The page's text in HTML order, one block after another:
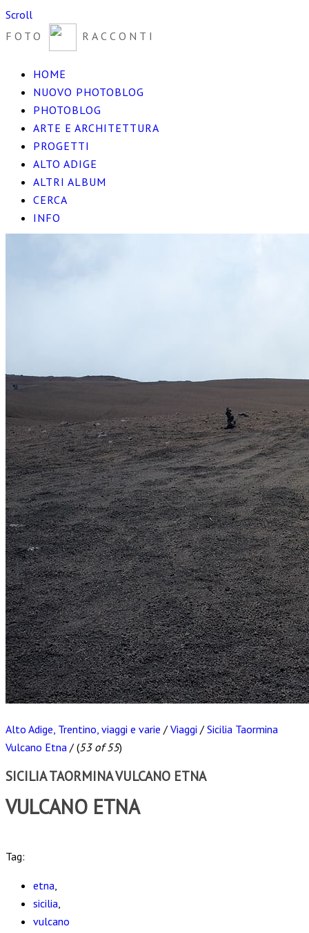
Scroll
FOTO
RACCONTI
HOME
NUOVO PHOTOBLOG
PHOTOBLOG
ARTE E ARCHITETTURA
PROGETTI
ALTO ADIGE
ALTRI ALBUM
CERCA
INFO
Alto Adige, Trentino, viaggi e varie / Viaggi / Sicilia Taormina
Vulcano Etna / (53 of 55)
SICILIA TAORMINA VULCANO ETNA
VULCANO ETNA
Tag:
etna,
sicilia,
vulcano